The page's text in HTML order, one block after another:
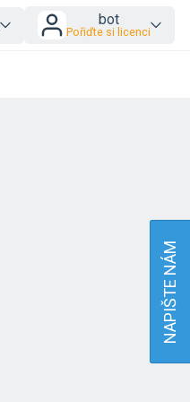
bot
Pořiďte si licenci
NAPIŠTE NÁM